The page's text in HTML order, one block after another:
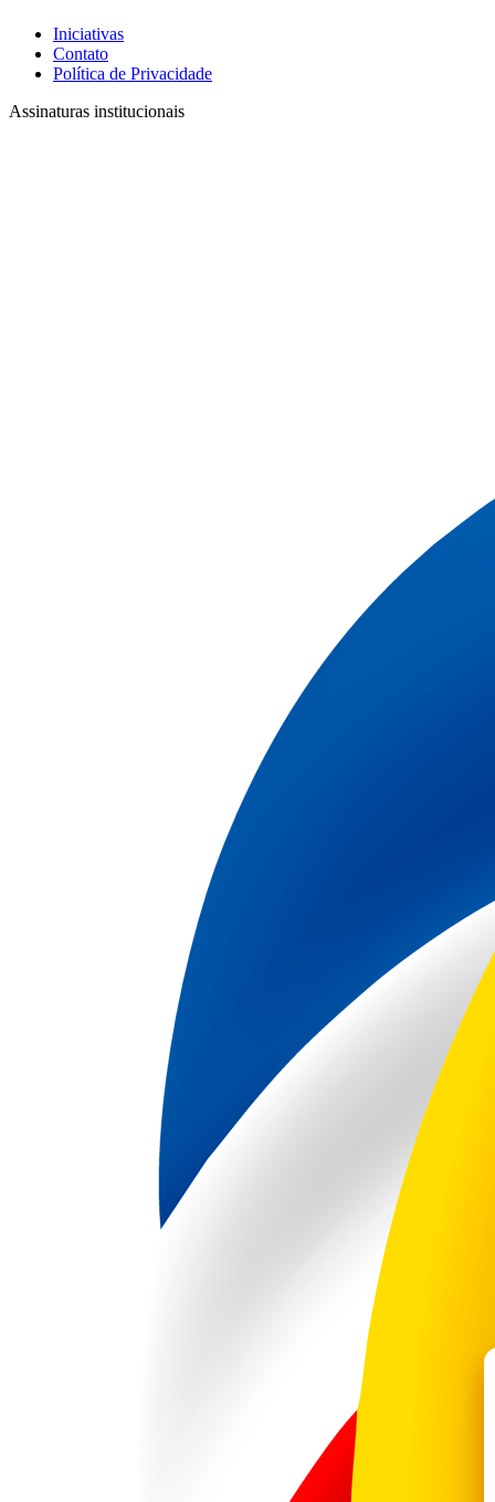
Iniciativas
Contato
Política de Privacidade
Assinaturas institucionais